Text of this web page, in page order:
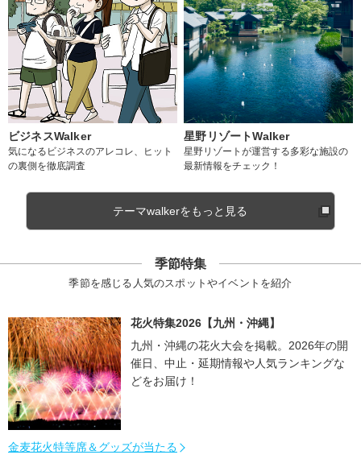
ビジネスWalker
気になるビジネスのアレコレ、ヒット
の裏側を徹底調査
星野リゾートWalker
星野リゾートが運営する多彩な施設の
最新情報をチェック！
テーマwalkerをもっと見る
季節特集
季節を感じる人気のスポットやイベントを紹介
花火特集2026【九州・沖縄】
九州・沖縄の花火大会を掲載。2026年の開
催日、中止・延期情報や人気ランキングな
どをお届け！
金麦花火特等席＆グッズが当たる